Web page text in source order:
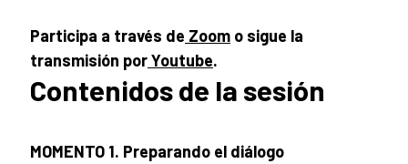
Participa a través de Zoom o sigue la
transmisión porYoutube.
Contenidos de la sesión
MOMENTO 1. Preparando el diálogo